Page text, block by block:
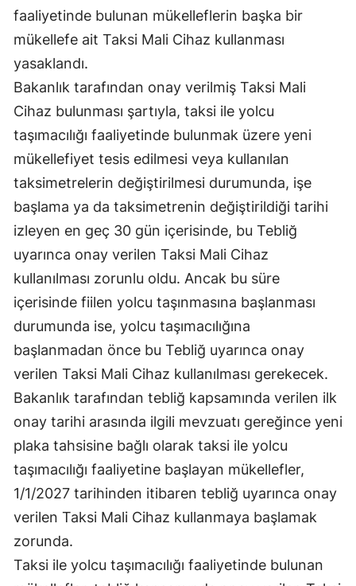
Yozgat
Aksaray
Bayburt
Karaman
Kırıkkale
Batman
Şırnak
Ardahan
Iğdır
Karabük
Kilis
Düzce
faaliyetinde bulunan mükelleflerin başka bir
mükellefe ait Taksi Mali Cihaz kullanması
yasaklandı.
Bakanlık tarafından onay verilmiş Taksi Mali
Cihaz bulunması şartıyla, taksi ile yolcu
taşımacılığı faaliyetinde bulunmak üzere yeni
mükellefiyet tesis edilmesi veya kullanılan
taksimetrelerin değiştirilmesi durumunda, işe
başlama ya da taksimetrenin değiştirildiği tarihi
izleyen en geç 30 gün içerisinde, bu Tebliğ
uyarınca onay verilen Taksi Mali Cihaz
kullanılması zorunlu oldu. Ancak bu süre
içerisinde fiilen yolcu taşınmasına başlanması
durumunda ise, yolcu taşımacılığına
başlanmadan önce bu Tebliğ uyarınca onay
verilen Taksi Mali Cihaz kullanılması gerekecek.
Bakanlık tarafından tebliğ kapsamında verilen ilk
onay tarihi arasında ilgili mevzuatı gereğince yeni
plaka tahsisine bağlı olarak taksi ile yolcu
taşımacılığı faaliyetine başlayan mükellefler,
1/1/2027 tarihinden itibaren tebliğ uyarınca onay
verilen Taksi Mali Cihaz kullanmaya başlamak
zorunda.
Taksi ile yolcu taşımacılığı faaliyetinde bulunan